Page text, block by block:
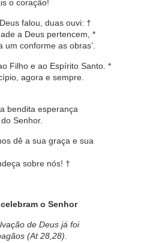
o coração!
falou, duas ouvi: †
a Deus pertencem, *
um conforme as obras’.
Filho e ao Espírito Santo. *
agora e sempre.
bendita esperança
Senhor.
dê a sua graça e sua
sobre nós! †
o Senhor
de Deus já foi
(At 28,28).